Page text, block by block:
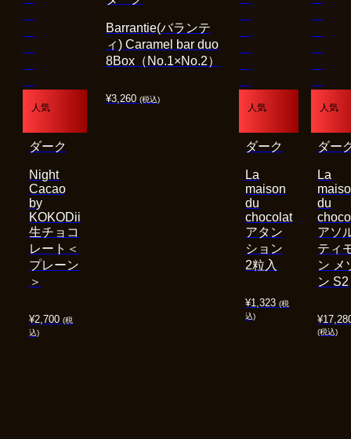
人気
¥2,700 (税
込)
Night
Cacao
by
KOKODii
生チョコ
レート＜
プレーン
＞
ダーク
¥3,260 (税込)
Barrantie(バランテ
ィ) Caramel bar duo
8Box（No.1×No.2）
人気
¥1,323 (税
込)
La
maison
du
chocolat
アタン
ション
2粒入
ダーク
人気
¥
(税込)
La
du
アソ
ティ
ン メ
ン S2
ダー